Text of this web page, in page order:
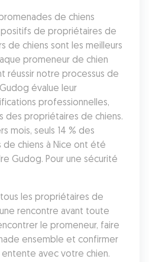
de chiens
de propriétaires de
de chiens sont les meilleurs
promeneur de chien
réussir notre processus de
évalue leur
professionnelles,
des propriétaires de chiens.
mois, seuls 14 % des
de chiens à Nice ont été
Gudog. Pour une sécurité
les propriétaires de
rencontre avant toute
le promeneur, faire
ensemble et confirmer
entente avec votre chien.